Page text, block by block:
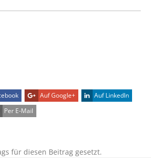
Auf Google+
Auf LinkedIn
Per E-Mail
für diesen Beitrag gesetzt.